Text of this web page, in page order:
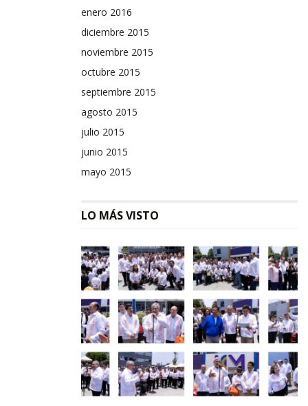
enero 2016
diciembre 2015
noviembre 2015
octubre 2015
septiembre 2015
agosto 2015
julio 2015
junio 2015
mayo 2015
LO MÁS VISTO